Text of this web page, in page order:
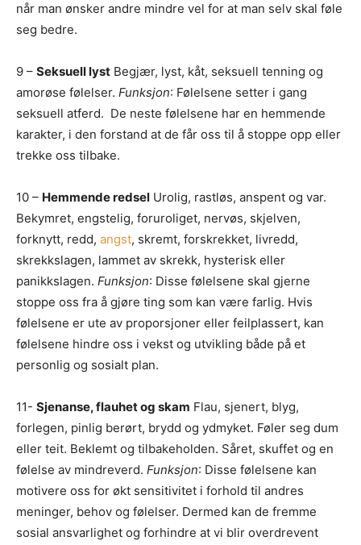
når man ønsker andre mindre vel for at man selv skal føle
seg bedre.
9 – Seksuell lyst Begjær, lyst, kåt, seksuell tenning og
amorøse følelser. Funksjon: Følelsene setter i gang
seksuell atferd. De neste følelsene har en hemmende
karakter, i den forstand at de får oss til å stoppe opp eller
trekke oss tilbake.
10 – Hemmende redsel Urolig, rastløs, anspent og var.
Bekymret, engstelig, foruroliget, nervøs, skjelven,
forknytt, redd, angst, skremt, forskrekket, livredd,
skrekkslagen, lammet av skrekk, hysterisk eller
panikkslagen. Funksjon: Disse følelsene skal gjerne
stoppe oss fra å gjøre ting som kan være farlig. Hvis
følelsene er ute av proporsjoner eller feilplassert, kan
følelsene hindre oss i vekst og utvikling både på et
personlig og sosialt plan.
11- Sjenanse, flauhet og skam Flau, sjenert, blyg,
forlegen, pinlig berørt, brydd og ydmyket. Føler seg dum
eller teit. Beklemt og tilbakeholden. Såret, skuffet og en
følelse av mindreverd. Funksjon: Disse følelsene kan
motivere oss for økt sensitivitet i forhold til andres
meninger, behov og følelser. Dermed kan de fremme
sosial ansvarlighet og forhindre at vi blir overdrevent